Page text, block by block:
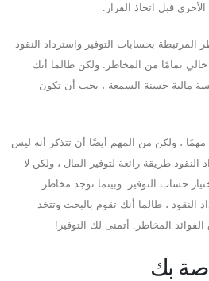
قبل اتخاذ القرار.
بحسابات التوفير واسترداد النقود
خالي تمامًا من المخاطر. ولكن طالما أنك
مالية حسنة السمعة ، يجب أن تكون
مهمًا ، ولكن من المهم أيضًا أن تتذكر أنه ليس
طريقة رائعة لتوفير المال ، ولكن لا
حساب التوفير. وبينما توجد مخاطر
النقود ، طالما أنك تقوم بالبحث وتتخذ
المخاطر. أتمنى لك التوفير!
بك